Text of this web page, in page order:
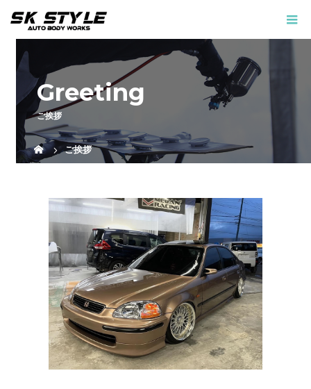
Greeting
ご挨拶
ご挨拶